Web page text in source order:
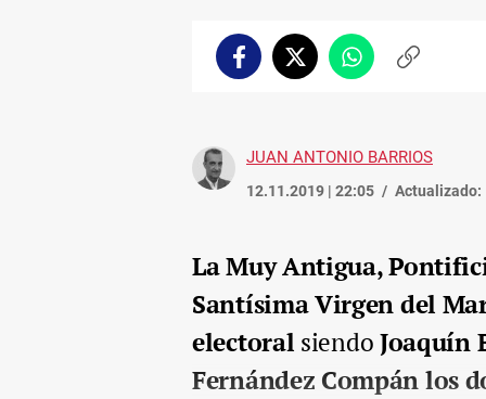
FacebookTwitterWhatsappCopiar
JUAN ANTONIO BARRIOS
12.11.2019 | 22:05 Actualizado:
La Muy Antigua,
Santísima Virgen del
electoral siendoJoaquín
Fernández Compán los